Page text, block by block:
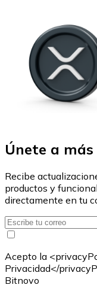
Únete a
Recibe
productos y
directamente en tu
Acepto la
Privacidad</
Bitnovo